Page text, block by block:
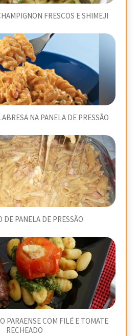
FRESCOS E SHIMEJI
NA PANELA DE PRESSÃO
DE PANELA DE PRESSÃO
PARAENSE COM FILÉ E TOMATE
RECHEADO